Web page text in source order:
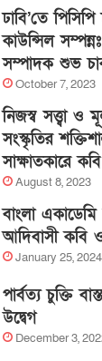
ঢাবি’তে
কাউন্সিল
সম্পাদক শুভ
October 7, 2023
নিজস্ব সত্ত্বা ও
সংস্কৃতির
সাক্ষাতকারে
August 8, 2023
বাংলা একাডেমি
আদিবাসী কবি ও
January 25, 2024
পার্বত্য চুক্তি
উদ্বেগ
December 3,